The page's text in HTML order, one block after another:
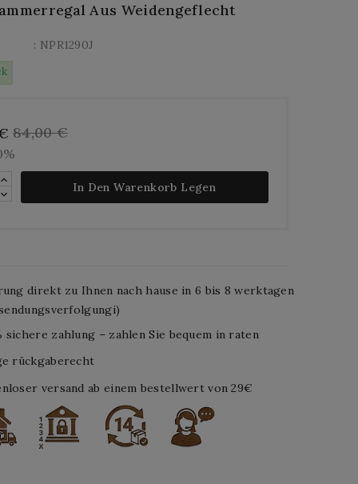
Aus Weidengeflecht
: NPR1290J
84,00 €
In Den Warenkorb Legen
direkt zu Ihnen nach hause in 6 bis 8 werktagen
sichere zahlung – zahlen Sie bequem in raten
rückgaberecht
versand ab einem bestellwert von 29€